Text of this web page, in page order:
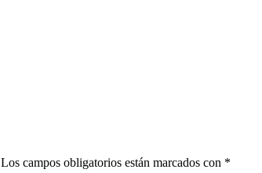
Los campos obligatorios están marcados con *